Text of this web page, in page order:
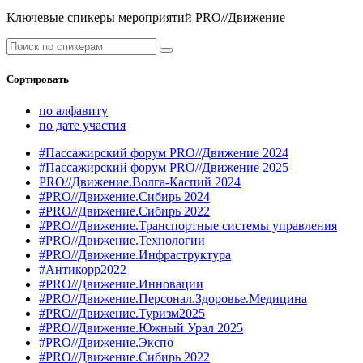
Ключевые спикеры мероприятий PRO//Движение
Сортировать
по алфавиту
по дате участия
#Пассажирский форум PRO//Движение 2024
#Пассажирский форум PRO//Движение 2025
PRO//Движение.Волга-Каспий 2024
#PRO//Движение.Сибирь 2024
#PRO//Движение.Сибирь 2022
#PRO//Движение.Транспортные системы управления
#PRO//Движение.Технологии
#PRO//Движение.Инфраструктура
#Антикорр2022
#PRO//Движение.Инновации
#PRO//Движение.Персонал.Здоровье.Медицина
#PRO//Движение.Туризм2025
#PRO//Движение.Южный Урал 2025
#PRO//Движение.Экспо
#PRO//Движение.Сибирь 2022